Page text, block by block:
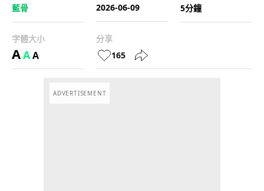
藍骨
2026-06-09
5分鐘
字體大小
AAA
分享
165
ADVERTISEMENT